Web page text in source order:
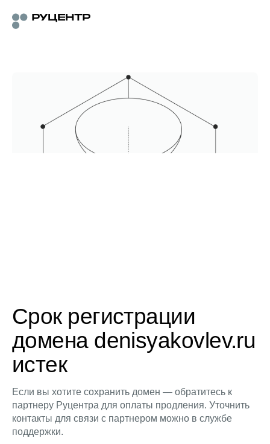
Срок регистрации
домена denisyakovlev.ru
истек
Если вы хотите сохранить домен — обратитесь к
партнеру Руцентра для оплаты продления. Уточнить
контакты для связи с партнером можно в службе
поддержки.